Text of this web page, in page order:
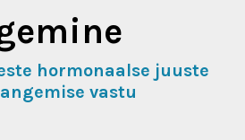
hormonaalse juuste
vastu